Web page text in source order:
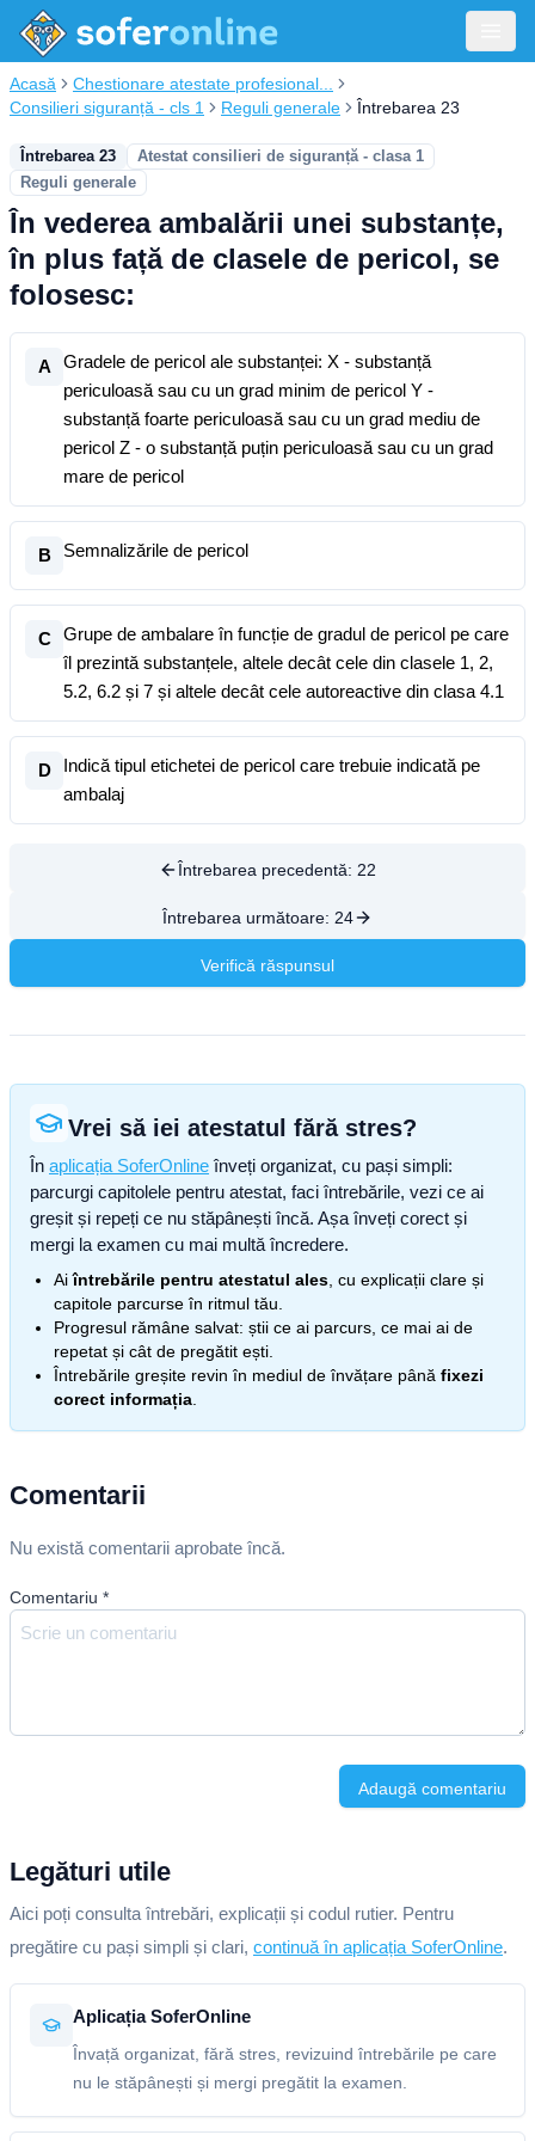
Acasă
Chestionare atestate profesional...
Consilieri siguranță - cls 1
Reguli generale Întrebarea 23
Întrebarea 23
Atestat consilieri de siguranță - clasa 1
Reguli generale
În vederea ambalării unei substanțe,
în plus față de clasele de pericol, se
folosesc:
A
Gradele de pericol ale substanței: X - substanță
periculoasă sau cu un grad minim de pericol Y -
substanță foarte periculoasă sau cu un grad mediu de
pericol Z - o substanță puțin periculoasă sau cu un grad
mare de pericol
B Semnalizările de pericol
C
Grupe de ambalare în funcție de gradul de pericol pe care
îl prezintă substanțele, altele decât cele din clasele 1, 2,
5.2, 6.2 și 7 și altele decât cele autoreactive din clasa 4.1
D
Indică tipul etichetei de pericol care trebuie indicată pe
ambalaj
Întrebarea precedentă: 22
Întrebarea următoare: 24
Verifică răspunsul
Vrei să iei atestatul fără stres?
În aplicația SoferOnline înveți organizat, cu pași simpli:
parcurgi capitolele pentru atestat, faci întrebările, vezi ce ai
greșit și repeți ce nu stăpânești încă. Așa înveți corect și
mergi la examen cu mai multă încredere.
Aiîntrebările pentru atestatul ales , cu explicații clare și
capitole parcurse în ritmul tău.
Progresul rămâne salvat: știi ce ai parcurs, ce mai ai de
repetat și cât de pregătit ești.
Întrebările greșite revin în mediul de învățare până fixezi
corect informația
Comentarii
Nu există comentarii aprobate încă.
Comentariu *
Adaugă comentariu
Legături utile
Aici poți consulta întrebări, explicații și codul rutier. Pentru
pregătire cu pași simpli și clari, continuă în aplicația SoferOnline.
Aplicația SoferOnline
Învață organizat, fără stres, revizuind întrebările pe care
nu le stăpânești și mergi pregătit la examen.